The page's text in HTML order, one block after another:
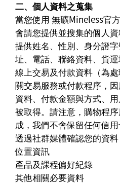
二、個人資料之蒐集
當您使用 無礦Mineless官
會請您提供並搜集的個人資
提供姓名、性別、身分證
址、電話、聯絡資料、貨
線上交易及付款資料（為
關交易服務或付款程序，
資料、付款金額與方式、
被取得。請注意，購物程
成，我們不會保留任何信用
透過社群媒體確認您的資料
位置資訊
產品及課程偏好紀錄
其他相關必要資料